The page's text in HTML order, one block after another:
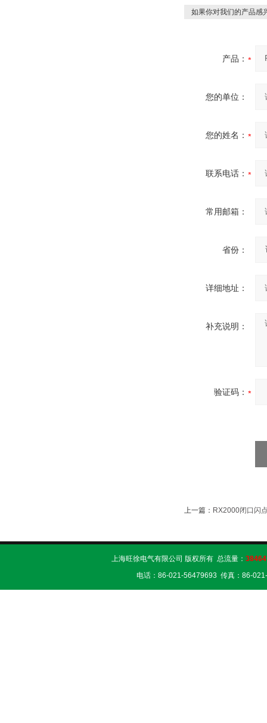
如果你对我们的产品感
产品：
您的单位：
您的姓名：
联系电话：
常用邮箱：
省份：
详细地址：
补充说明：
验证码：
上一篇： RX2000闭口闪
上海旺徐电气有限公司 版权所有 总流量：
电话：86-021-56479693 传真：86-